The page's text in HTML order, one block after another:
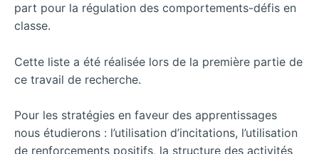
part pour la régulation des comportements-défis en
classe.
Cette liste a été réalisée lors de la première partie de
ce travail de recherche.
Pour les stratégies en faveur des apprentissages
nous étudierons : l’utilisation d’incitations, l’utilisation
de renforcements positifs, la structure des activités